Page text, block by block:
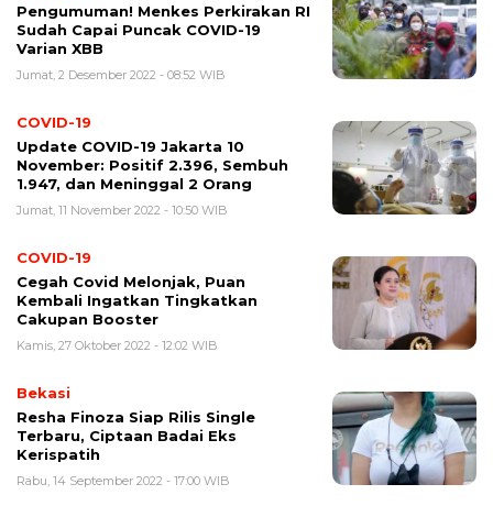
Pengumuman! Menkes Perkirakan RI
Sudah Capai Puncak COVID-19
Varian XBB
Jumat, 2 Desember 2022 - 08:52 WIB
COVID-19
Update COVID-19 Jakarta 10
November: Positif 2.396, Sembuh
1.947, dan Meninggal 2 Orang
Jumat, 11 November 2022 - 10:50 WIB
COVID-19
Cegah Covid Melonjak, Puan
Kembali Ingatkan Tingkatkan
Cakupan Booster
Kamis, 27 Oktober 2022 - 12:02 WIB
Bekasi
Resha Finoza Siap Rilis Single
Terbaru, Ciptaan Badai Eks
Kerispatih
Rabu, 14 September 2022 - 17:00 WIB